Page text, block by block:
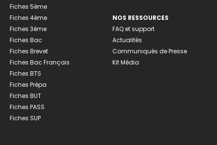
Fiches 5ème
Fiches 4ème
Fiches 3ème
Fiches Bac
Fiches Brevet
Fiches Bac Français
Fiches BTS
Fiches Prépa
Fiches BUT
Fiches PASS
Fiches SUP
NOS RESSOURCES
FAQ et support
Actualités
Communiqués de Presse
Kit Média